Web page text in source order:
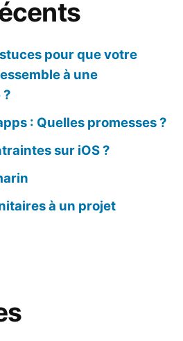
pour que votre
à une
: Quelles promesses ?
sur iOS ?
à un projet